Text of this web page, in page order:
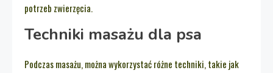
potrzeb zwierzęcia.
Techniki masażu dla psa
Podczas masażu, można wykorzystać różne techniki, takie jak